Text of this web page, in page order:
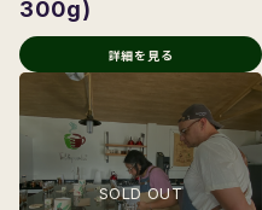
300g)
詳細を見る